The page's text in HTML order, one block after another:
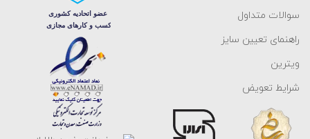
سوالات متداول
راهنمای تعیین سایز
ویترین
شرایط تعویض